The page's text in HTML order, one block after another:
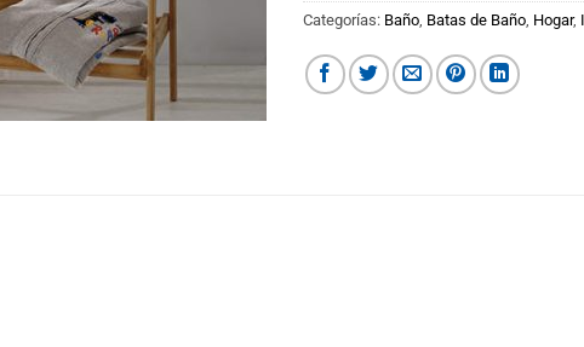
Categorías: Baño, Batas de Baño, Hogar,